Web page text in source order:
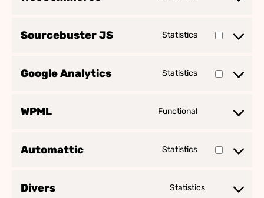
Consent
service
Sourcebuster JS Statistics
Consent
service
Google Analytics Statistics
Consent
WPML Functional
Consent
service
Automattic Statistics
Consent
Divers Statistics
Consent